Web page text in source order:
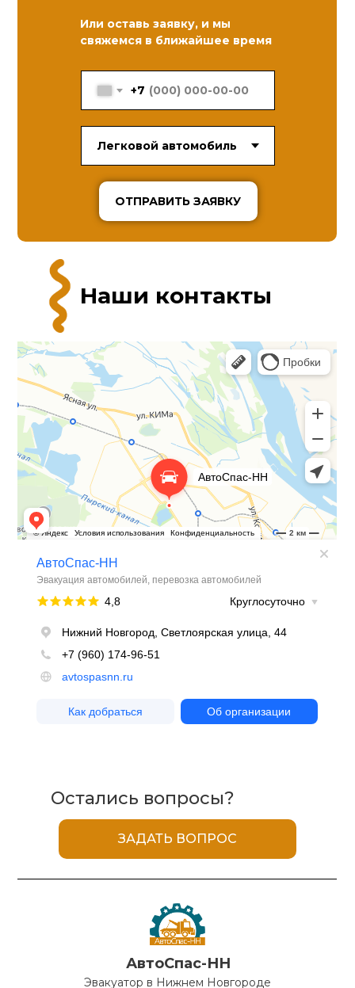
Или оставь заявку, и мы
свяжемся в ближайшее время
+7
ОТПРАВИТЬ ЗАЯВКУ
Наши контакты
Остались вопросы?
ЗАДАТЬ ВОПРОС
Эвакуатор в Нижнем Новгороде
АвтоСпас-НН